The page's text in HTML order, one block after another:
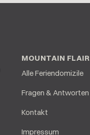
MOUNTAIN FLAIR
Alle Feriendomizile
Fragen & Antworten
Kontakt
Impressum